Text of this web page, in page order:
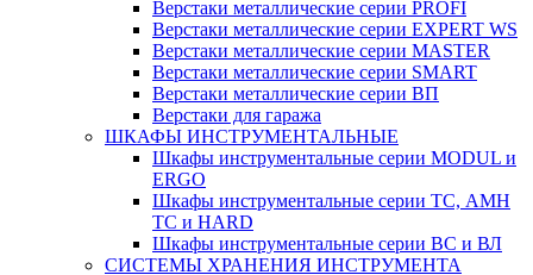
Верстаки металлические серии PROFI
Верстаки металлические серии EXPERT WS
Верстаки металлические серии MASTER
Верстаки металлические серии SMART
Верстаки металлические серии ВП
Верстаки для гаража
ШКАФЫ ИНСТРУМЕНТАЛЬНЫЕ
Шкафы инструментальные серии MODUL и
ERGO
Шкафы инструментальные серии ТС, АМН
ТС и HARD
Шкафы инструментальные серии ВС и ВЛ
СИСТЕМЫ ХРАНЕНИЯ ИНСТРУМЕНТА